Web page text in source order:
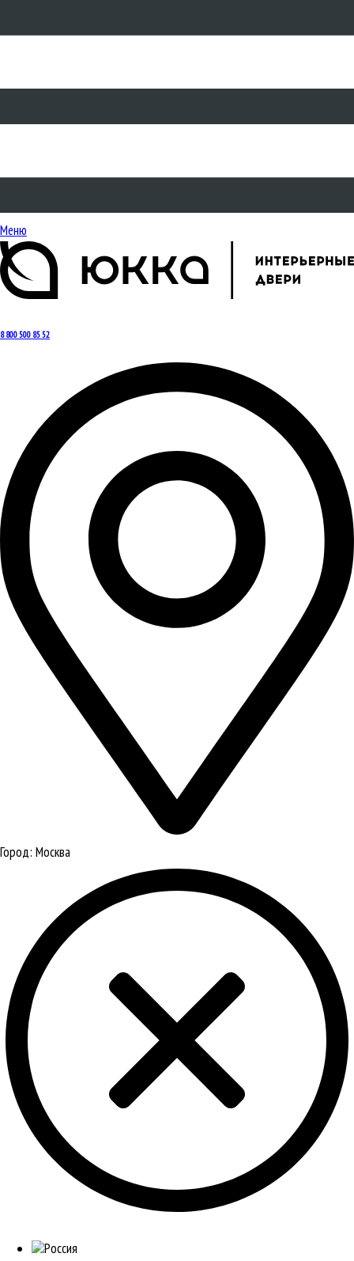
Меню
8 800 500 85 52
Город: Москва
Россия